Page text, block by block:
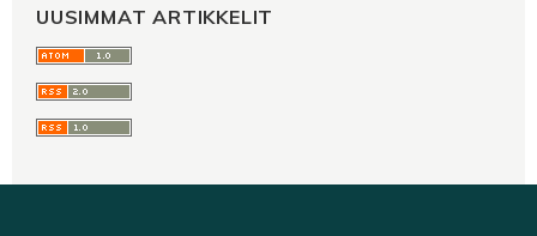
UUSIMMAT ARTIKKELIT